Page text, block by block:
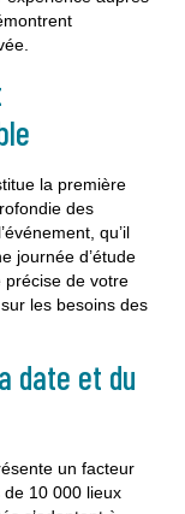
la première
des
qu’il
journée d’étude
précise de votre
les besoins des
date et du
un facteur
10 000 lieux